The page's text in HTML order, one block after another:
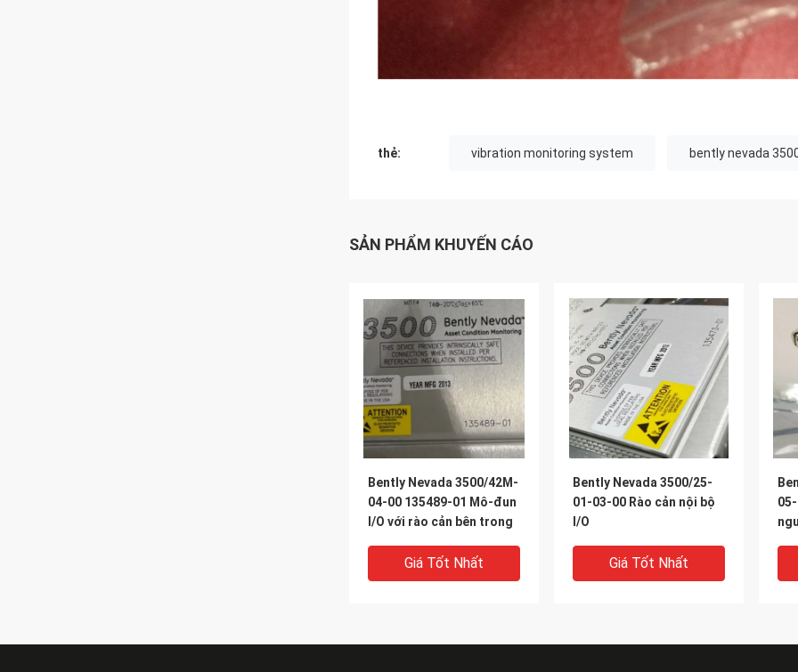
thẻ: vibration monitoring system bently nevada
SẢN PHẨM KHUYẾN CÁO
Bently Nevada 3500/42M-
04-00 135489-01 Mô-đun
I/O với rào cản bên trong
Giá Tốt Nhất
Bently Nevada 3500/25-
01-03-00 Rào cản nội bộ
I/O
Giá Tốt Nhất